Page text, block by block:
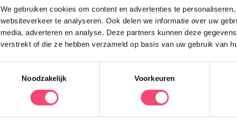
We gebruiken cookies om content en advertenties te
websiteverkeer te analyseren. Ook delen we informatie over uw
media, adverteren en analyse. Deze partners kunnen deze
verstrekt of die ze hebben verzameld op basis van uw gebruik van
Noodzakelijk
Voorkeuren
Dit grappigevisjeis versierd met rozijnen, plak ze
Doe mee en maak kans op één van
Kasteel de Haar!